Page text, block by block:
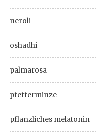
neroli
oshadhi
palmarosa
pfefferminze
pflanzliches melatonin